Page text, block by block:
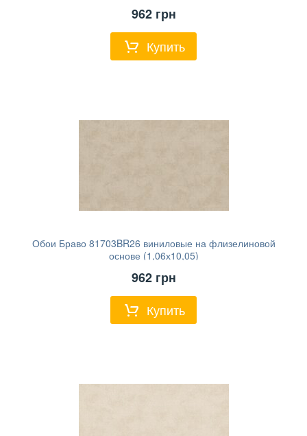
962грн
Купить
Обои Браво 81703BR26 виниловые на флизелиновой
основе (1,06х10,05)
962грн
Купить